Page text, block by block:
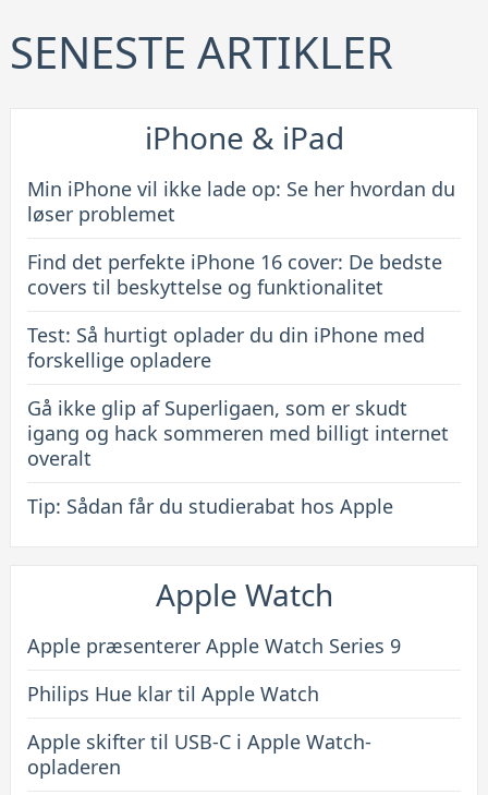
16
cover:
til
beskyttelse
funktionalitet
SENESTE ARTIKLER
iPhone & iPad
Min iPhone vil ikke lade op: Se her hvordan du
løser problemet
Find det perfekte iPhone 16 cover: De bedste
covers til beskyttelse og funktionalitet
Test: Så hurtigt oplader du din iPhone med
forskellige opladere
Gå ikke glip af Superligaen, som er skudt
igang og hack sommeren med billigt internet
overalt
Tip: Sådan får du studierabat hos Apple
Apple Watch
Apple præsenterer Apple Watch Series 9
Philips Hue klar til Apple Watch
Apple skifter til USB-C i Apple Watch-
opladeren